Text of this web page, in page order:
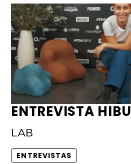
ENTREVISTA HIBU
LAB
ENTREVISTAS